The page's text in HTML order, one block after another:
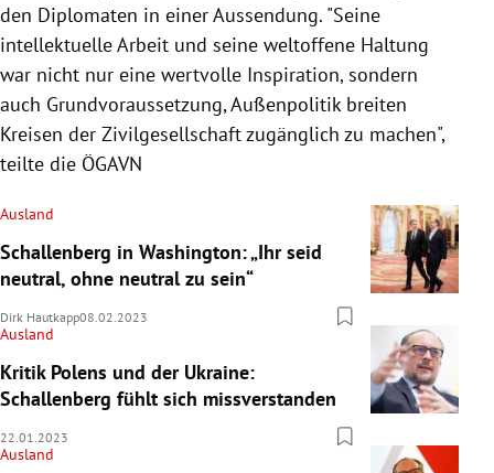
den Diplomaten in einer Aussendung. "Seine
intellektuelle Arbeit und seine weltoffene Haltung
war nicht nur eine wertvolle Inspiration, sondern
auch Grundvoraussetzung, Außenpolitik breiten
Kreisen der Zivilgesellschaft zugänglich zu machen",
teilte die ÖGAVN
Ausland
Schallenberg in Washington: „Ihr seid
neutral, ohne neutral zu sein“
Dirk Hautkapp08.02.2023
Ausland
Kritik Polens und der Ukraine:
Schallenberg fühlt sich missverstanden
22.01.2023
Ausland